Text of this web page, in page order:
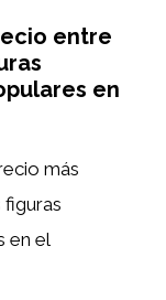
entre
en
más
en el